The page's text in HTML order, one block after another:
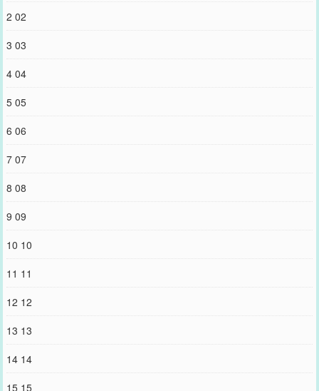
您要是觉得《
2 02
3 03
4 04
5 05
6 06
7 07
8 08
9 09
10 10
11 11
12 12
13 13
14 14
15 15